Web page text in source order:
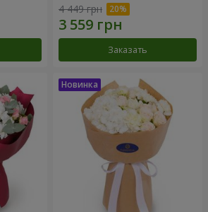
4 449 грн
Заказать